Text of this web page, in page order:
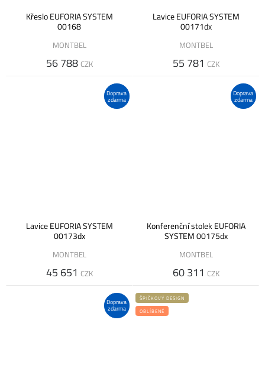
Křeslo EUFORIA SYSTEM
00168
MONTBEL
56 788 CZK
Lavice EUFORIA SYSTEM
00171dx
MONTBEL
55 781 CZK
Doprava
zdarma
Lavice EUFORIA SYSTEM
00173dx
MONTBEL
45 651 CZK
Doprava
zdarma
Konferenční stolek EUFORIA
SYSTEM 00175dx
MONTBEL
60 311 CZK
Doprava
zdarma
ŠPIČKOVÝ DESIGN
OBLÍBENÉ